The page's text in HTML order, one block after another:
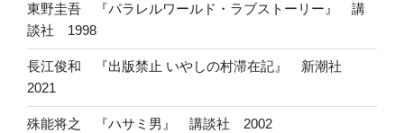
東野圭吾 『パラレルワールド・ラブストーリー』 講
談社 1998
長江俊和 『出版禁止 いやしの村滞在記』 新潮社
2021
殊能将之 『ハサミ男』 講談社 2002